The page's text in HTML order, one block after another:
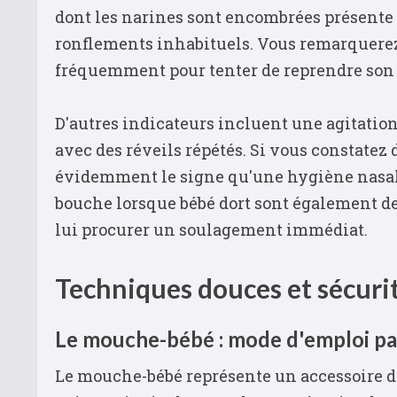
dont les narines sont encombrées
ronflements inhabituels. Vous
fréquemment pour tenter de reprendre
D'autres indicateurs incluent une
avec des réveils répétés. Si vous
évidemment le signe qu'une hygiène
bouche lorsque bébé dort sont également
lui procurer un soulagement immédiat.
Techniques douces et
Le mouche-bébé : mode d'emploi
Le mouche-bébé représente un